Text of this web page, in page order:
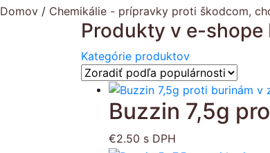
Domov / Chemikálie - prípravky proti škodcom,
Produkty v e-shope
Kategórie produktov
Buzzin 7,5g
€2.50 s DPH